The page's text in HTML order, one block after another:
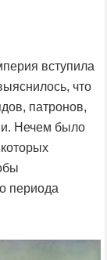
вступила
что
патронов,
Нечем было
периода